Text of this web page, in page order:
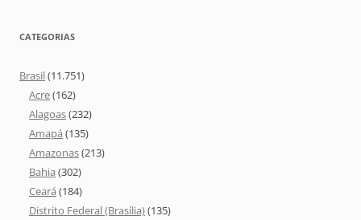
CATEGORIAS
Brasil(11.751)
Acre(162)
Alagoas(232)
Amapá (135)
Amazonas(213)
Bahia (302)
Ceará (184)
Distrito Federal (Brasília)(135)